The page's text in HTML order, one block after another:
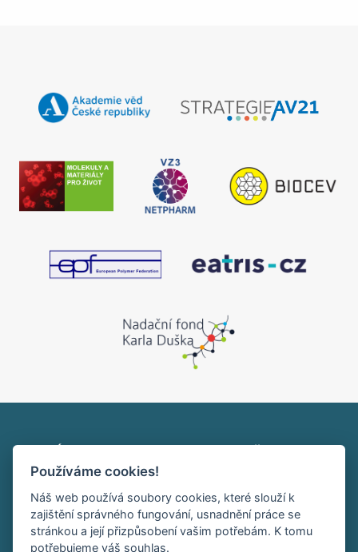
Heyrovského nám. 2
tel:+420 296 809 111
office@imc.cas.cz
Používáme cookies!
Náš web používá soubory cookies, které slouží k
zajištění správného fungování, usnadnění práce se
stránkou a její přizpůsobení vašim potřebám. K tomu
potřebujeme váš souhlas.